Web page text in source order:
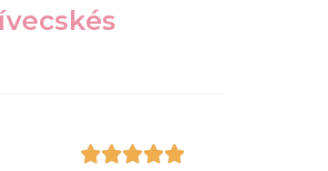
